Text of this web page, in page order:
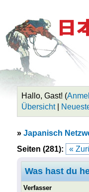
Hallo, Gast! (
Übersicht|
» Japanisch
Seiten (281):
«
Was hast du
Verfasser